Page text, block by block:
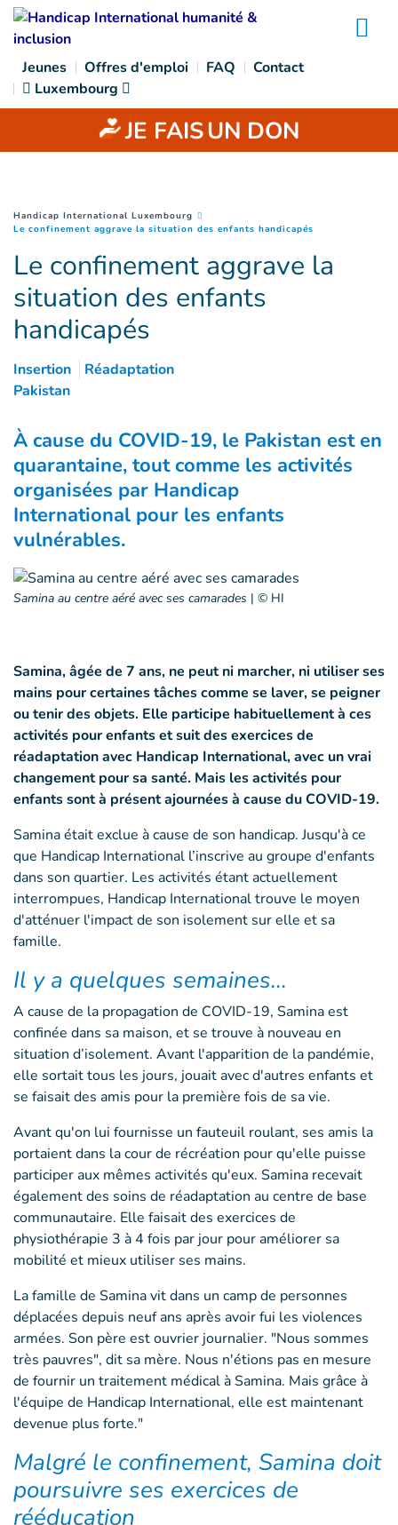
Goto main content
Jeunes Offres d'emploi FAQ
Contact
Luxembourg
JE FAISUN DON
You are here :
Handicap International Luxembourg
Le confinement aggrave la situation des enfants handicapés
Le confinement aggrave la
situation des enfants
handicapés
Insertion
Réadaptation
Pakistan
À cause du COVID-19, le Pakistan est en
quarantaine, tout comme les activités
organisées par Handicap
International pour les enfants
vulnérables.
Samina au centre aéré avec ses camarades | © HI
Samina, âgée de 7 ans, ne peut ni marcher, ni utiliser ses
mains pour certaines tâches comme se laver, se peigner
ou tenir des objets. Elle participe habituellement à ces
activités pour enfants et suit des exercices de
réadaptation avec Handicap International, avec un vrai
changement pour sa santé. Mais les activités pour
enfants sont à présent ajournées à cause du COVID-19.
Samina était exclue à cause de son handicap. Jusqu'à ce
que Handicap International l’inscrive au groupe d'enfants
dans son quartier. Les activités étant actuellement
interrompues, Handicap International trouve le moyen
d'atténuer l'impact de son isolement sur elle et sa
famille.
Il y a quelques semaines…
A cause de la propagation de COVID-19, Samina est
confinée dans sa maison, et se trouve à nouveau en
situation d’isolement. Avant l'apparition de la pandémie,
elle sortait tous les jours, jouait avec d'autres enfants et
se faisait des amis pour la première fois de sa vie.
Avant qu'on lui fournisse un fauteuil roulant, ses amis la
portaient dans la cour de récréation pour qu'elle puisse
participer aux mêmes activités qu'eux. Samina recevait
également des soins de réadaptation au centre de base
communautaire. Elle faisait des exercices de
physiothérapie 3 à 4 fois par jour pour améliorer sa
mobilité et mieux utiliser ses mains.
La famille de Samina vit dans un camp de personnes
déplacées depuis neuf ans après avoir fui les violences
armées. Son père est ouvrier journalier. "Nous sommes
très pauvres", dit sa mère. Nous n'étions pas en mesure
de fournir un traitement médical à Samina. Mais grâce à
l'équipe de Handicap International, elle est maintenant
devenue plus forte."
Malgré le confinement, Samina doit
poursuivre ses exercices de
rééducation